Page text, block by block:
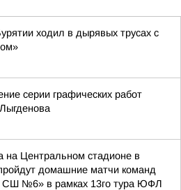
ходил в дырявых трусах с
серии графических работ
на Центральном стадионе в
домашние матчи команд
СШ №6» в рамках 13го тура ЮФЛ